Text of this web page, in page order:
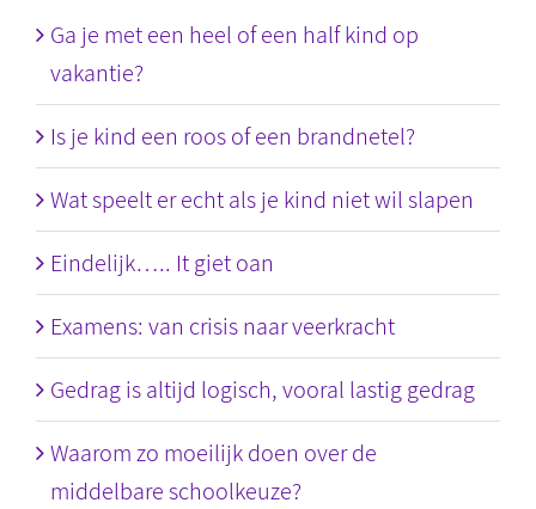
Ga je met een heel of een half kind op
vakantie?
Is je kind een roos of een brandnetel?
Wat speelt er echt als je kind niet wil slapen
Eindelijk….. It giet oan
Examens: van crisis naar veerkracht
Gedrag is altijd logisch, vooral lastig gedrag
Waarom zo moeilijk doen over de
middelbare schoolkeuze?